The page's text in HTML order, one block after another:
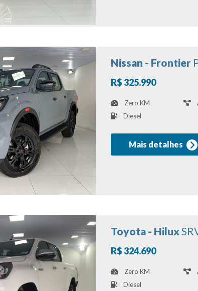
Nissan - Frontier
R$ 325.990
Zero KM
Diesel
Mais detalhes
Toyota - Hilux
R$ 324.690
Zero KM
Diesel